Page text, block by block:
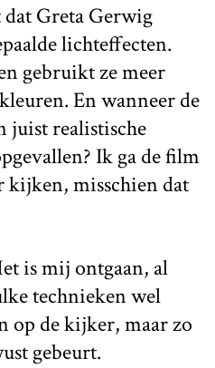
Greta Gerwig
lichteffecten.
gebruikt ze meer
En wanneer de
juist realistische
Ik ga de film
kijken, misschien dat
is mij ontgaan, al
technieken wel
op de kijker, maar zo
gebeurt.